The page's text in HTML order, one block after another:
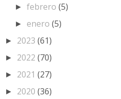
►febrero(5)
► enero(5)
► 2023 (61)
► 2022 (70)
► 2021 (27)
► 2020 (36)